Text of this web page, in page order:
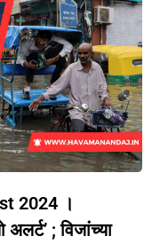
2024 ।
अलर्ट’ ; विजांच्या